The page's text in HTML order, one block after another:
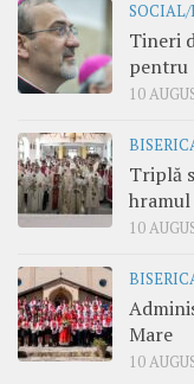
Tineri
pentru
10
Triplă
hramul
10
Mare
10